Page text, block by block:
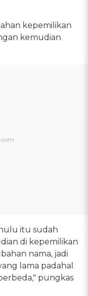
kepemilikan
kemudian
itu sudah
di kepemilikan
nama, jadi
lama padahal
pungkas